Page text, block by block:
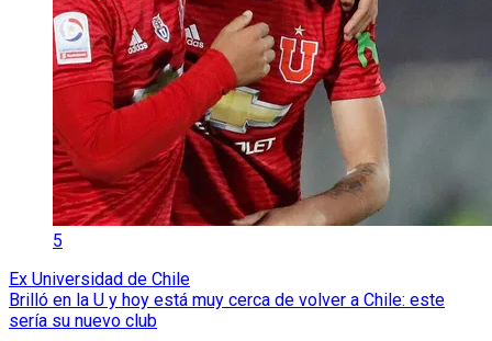
5
Ex Universidad de Chile
Brilló en la U y hoy está muy cerca de volver a Chile: este
sería su nuevo club